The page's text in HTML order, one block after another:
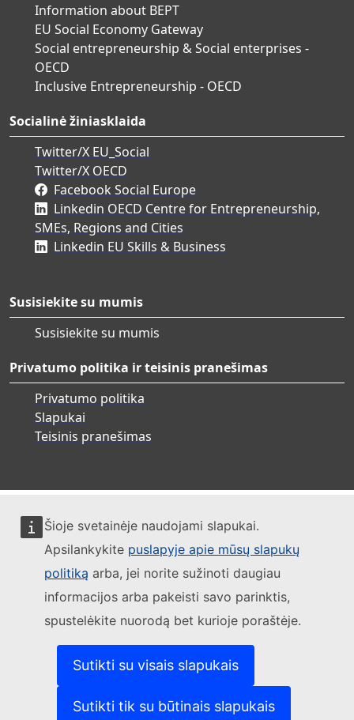
Šioje svetainėje naudojami slapukai.
Apsilankykite puslapyje apie mūsų slapukų
politiką arba, jei norite sužinoti daugiau
informacijos arba pakeisti savo parinktis,
spustelėkite nuorodą bet kurioje poraštėje.
Sutikti su visais slapukais
Sutikti tik su būtinais slapukais
Information about BEPT
EU Social Economy Gateway
Social entrepreneurship & Social enterprises -
OECD
Inclusive Entrepreneurship - OECD
Socialinė žiniasklaida
Twitter/X EU_Social
Twitter/X OECD
Facebook Social Europe
Linkedin OECD Centre for Entrepreneurship,
SMEs, Regions and Cities
Linkedin EU Skills & Business
Susisiekite su mumis
Susisiekite su mumis
Privatumo politika ir teisinis pranešimas
Privatumo politika
Slapukai
Teisinis pranešimas